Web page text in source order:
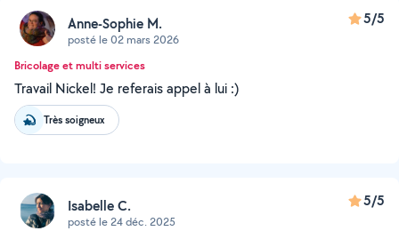
Anne-Sophie M.
posté le 02 mars 2026
5/5
Bricolage et multi services
Travail Nickel! Je referais appel à lui :)
Très soigneux
Isabelle C.
posté le 24 déc. 2025
5/5